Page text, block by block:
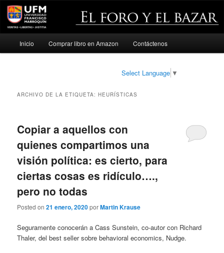
Ir
Ir
Inicio Comprar libro en Amazon Contáctenos
Select Language ▼
ARCHIVO DE LA ETIQUETA:HEURÍSTICAS
Copiar a aquellos con
quienes compartimos una
visión política: es cierto, para
ciertas cosas es ridículo….,
pero no todas
Posted on21 enero, 2020porMartin Krause
Seguramente conocerán a Cass Sunstein, co-autor con Richard
Thaler, del best seller sobre behavioral economics, Nudge.